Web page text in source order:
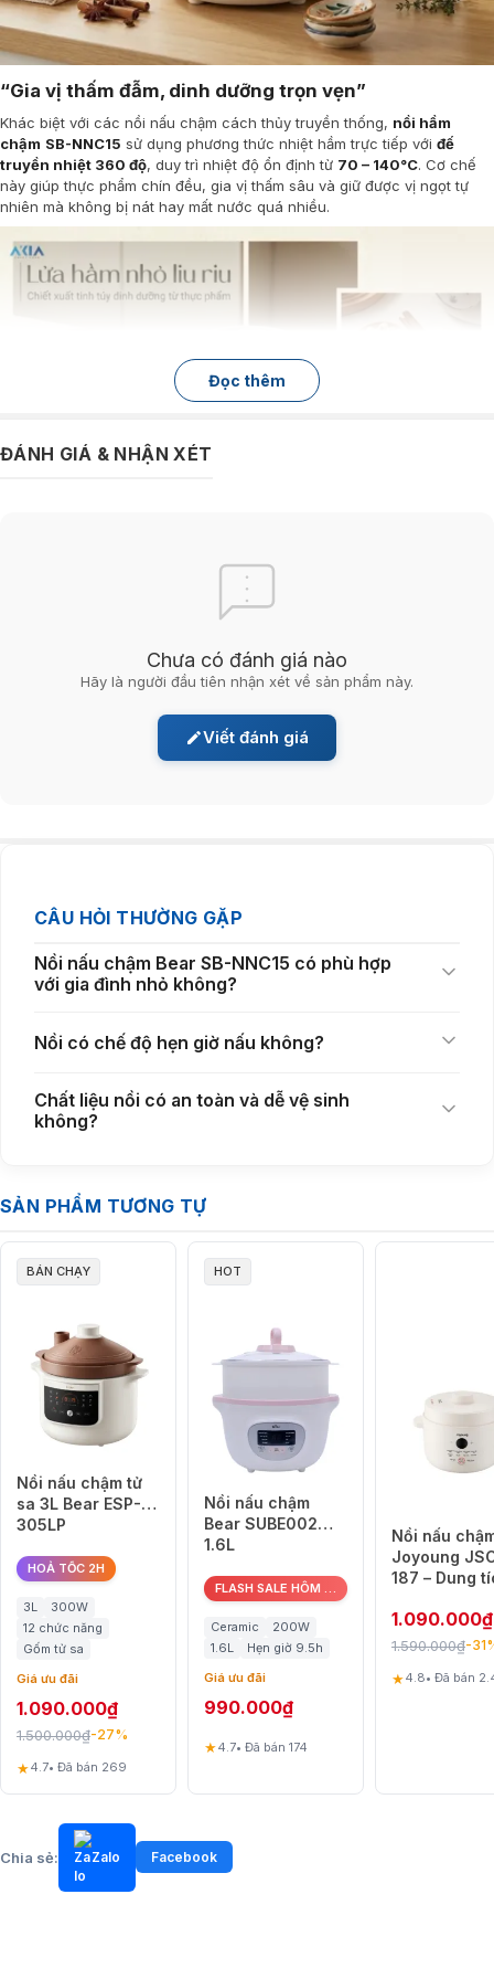
Chia sẻ: Zalo Facebook
“Gia vị thấm đẫm, dinh dưỡng trọn vẹn”
Khác biệt với các nồi nấu chậm cách thủy truyền thống, nồi hầm
chậm SB-NNC15 sử dụng phương thức nhiệt hầm trực tiếp với đế
truyền nhiệt 360 độ, duy trì nhiệt độ ổn định từ 70 – 140°C. Cơ chế
này giúp thực phẩm chín đều, gia vị thấm sâu và giữ được vị ngọt tự
nhiên mà không bị nát hay mất nước quá nhiều.
“Đa chức năng, đa món ngon”
Nồi được tích hợp 7 chức năng nấu đa dạng như cháo trắng, cháo
tiếng. Giao diện thân thiện với nút bấm tiếng Việt và màn hình LED giúp
thao tác nhanh chóng, phù hợp với mọi đối tượng người dùng.
SB-NNC15 sở hữu thân nồi tách rời dễ dàng vệ sinh, thố sứ chống tràn
chuyển. Nắp thủy tinh trong suốt cho phép quan sát quá trình nấu mà
không cần mở nắp, giữ nhiệt và dưỡng chất tối ưu. Màu kem thanh lịch
Bảng thông số kỹ thuật
Dung tích 1.5L
Công suất 120W
Đọc thêm
ĐÁNH GIÁ & NHẬN XÉT
Chưa có đánh giá nào
Hãy là người đầu tiên nhận xét về sản phẩm này.
Viết đánh giá
CÂU HỎI THƯỜNG GẶP
Nồi nấu chậm Bear SB-NNC15 có phù hợp
với gia đình nhỏ không?
Nồi có chế độ hẹn giờ nấu không?
Chất liệu nồi có an toàn và dễ vệ sinh
không?
SẢN PHẨM TƯƠNG TỰ
BÁN CHẠY
Nồi nấu chậm tử
sa 3L Bear ESP-
305LP
HOẢ TỐC 2H
3L
300W
12 chức năng
Gốm tử sa
Giá ưu đãi
1.090.000₫
1.500.000₫-27%
★4.7• Đã bán 269
HOT
Nồi nấu chậm
Bear SUBE002
1.6L
FLASH SALE HÔM NAY
Ceramic
200W
1.6L
Hẹn giờ 9.5h
Giá ưu đãi
990.000₫
★4.7• Đã bán 174
Nồi nấu
Joyoung
187 – Dung
trình nấu tự
1.090.000₫
1.590.000₫-
★4.8• Đã bán